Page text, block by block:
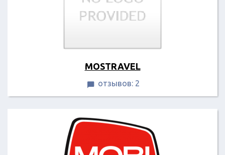
MOSTRAVEL
 отзывов: 2